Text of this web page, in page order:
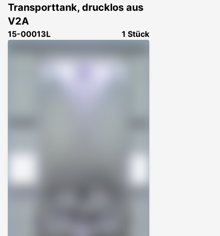
Transporttank, drucklos aus
V2A
15-00013L 1 Stück